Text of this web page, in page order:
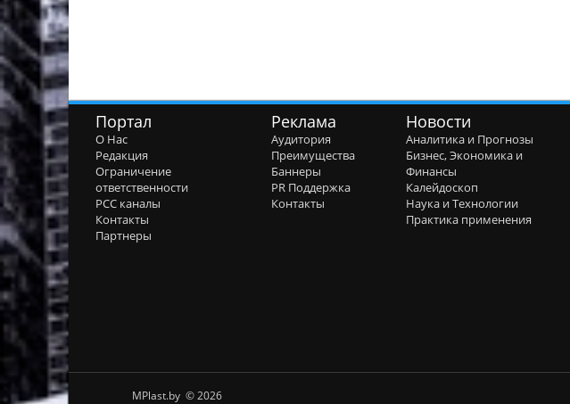
Портал
О Нас
Редакция
Ограничение
ответственности
РСС каналы
Контакты
Партнеры
Реклама
Аудитория
Преимущества
Баннеры
PR Поддержка
Контакты
Новости
Аналитика и Прогнозы
Бизнес, Экономика и
Финансы
Калейдоскоп
Наука и Технологии
Практика применения
MPlast.by © 2026